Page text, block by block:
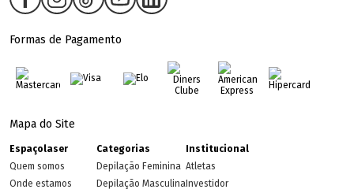
Formas de Pagamento
Mapa do Site
Espaçolaser
Quem somos
Onde estamos
Categorias
Depilação Feminina
Depilação Masculina
Institucional
Atletas
Investidor